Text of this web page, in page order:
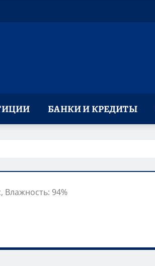
БАНКИ И КРЕДИТЫ
Влажность: 94%